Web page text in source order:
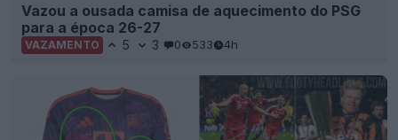
Vazou a ousada camisa de aquecimento do PSG
para a época 26-27
VAZAMENTO 5 3 0 533 4h